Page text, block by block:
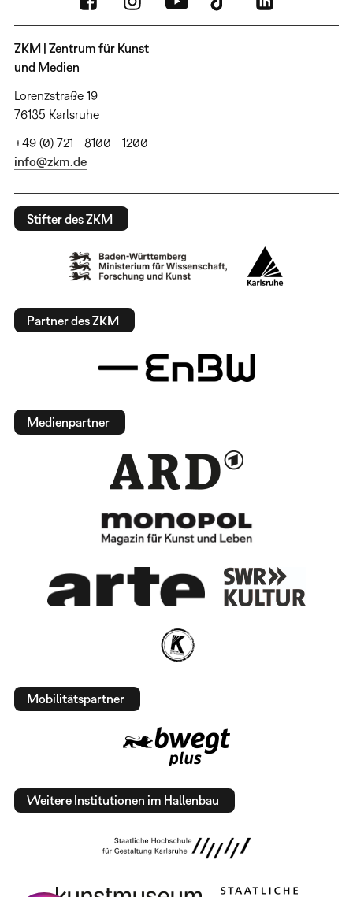
ZKM | Zentrum für Kunst
und Medien
Lorenzstraße 19
76135 Karlsruhe
+49 (0) 721 - 8100 - 1200
info@zkm.de
Stifter des ZKM
Partner des ZKM
Medienpartner
Mobilitätspartner
Weitere Institutionen im Hallenbau